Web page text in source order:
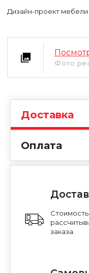
Дизайн-проект
Фото
Доставка
Оплата
заказа.